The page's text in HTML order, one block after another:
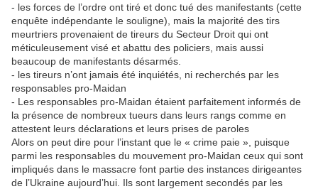
- les forces de l’ordre ont tiré et donc tué des manifestants (cette
enquête indépendante le souligne), mais la majorité des tirs
meurtriers provenaient de tireurs du Secteur Droit qui ont
méticuleusement visé et abattu des policiers, mais aussi
beaucoup de manifestants désarmés.
- les tireurs n’ont jamais été inquiétés, ni recherchés par les
responsables pro-Maidan
- Les responsables pro-Maidan étaient parfaitement informés de
la présence de nombreux tueurs dans leurs rangs comme en
attestent leurs déclarations et leurs prises de paroles
Alors on peut dire pour l’instant que le « crime paie », puisque
parmi les responsables du mouvement pro-Maidan ceux qui sont
impliqués dans le massacre font partie des instances dirigeantes
de l’Ukraine aujourd’hui. Ils sont largement secondés par les